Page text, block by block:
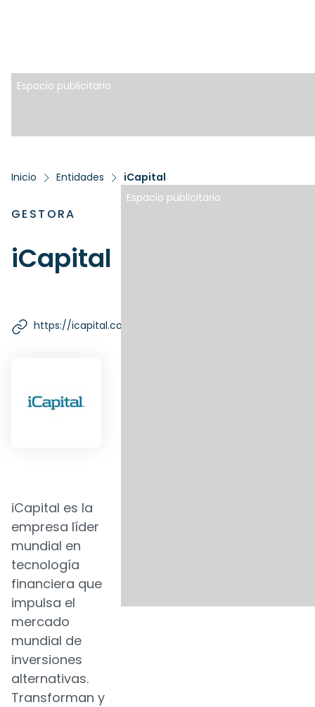
Espacio publicitario
Inicio Entidades iCapital
GESTORA
iCapital
https://icapital.com/
iCapital es la
empresa líder
mundial en
tecnología
financiera que
impulsa el
mercado
mundial de
inversiones
alternativas.
Transforman y
Espacio publicitario